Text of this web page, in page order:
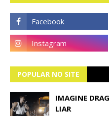
POPULAR NO SITE
IMAGINE
LIAR